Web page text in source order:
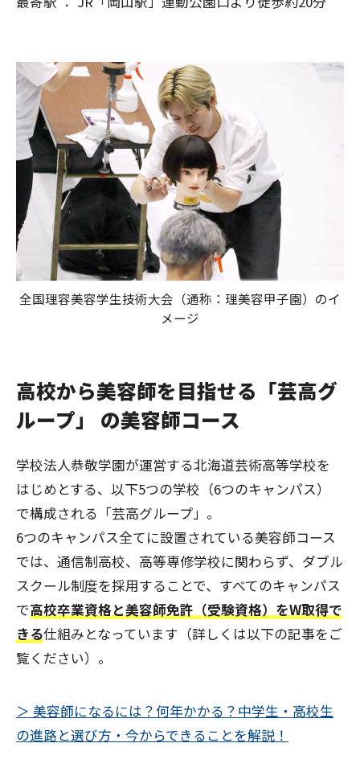
全国理容美容学生技術大会（通称：理美容甲子園）のイ
メージ
高校から美容師を目指せる「芸高グ
ループ」 の美容師コース
学校法人恭敬学園が運営する北海道芸術高等学校を
はじめとする、以下5つの学校（6つのキャンパス）
で構成される「芸高グループ」。
6つのキャンパス全てに設置されている美容師コース
では、通信制高校、高等専修学校に関わらず、ダブル
スクール制度を採用することで、すべてのキャンパス
で高校卒業資格と美容師免許（受験資格）をW取得で
きる仕組みとなっています（詳しくは以下の記事をご
覧ください）。
＞ 美容師になるには？何年かかる？中学生・高校生
の進路と選び方・今からできることを解説！